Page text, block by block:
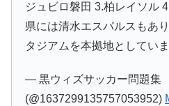
ジュビロ磐田 3.柏レイソル
県には清水エスパルスもあ
タジアムを本拠地としていま
— 黒ウィズサッカー問題集
(@1637299135757053952)